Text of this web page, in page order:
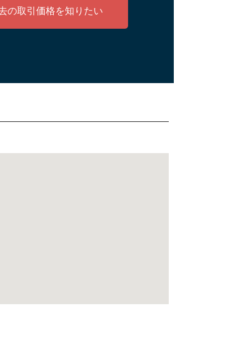
の取引価格を知りたい